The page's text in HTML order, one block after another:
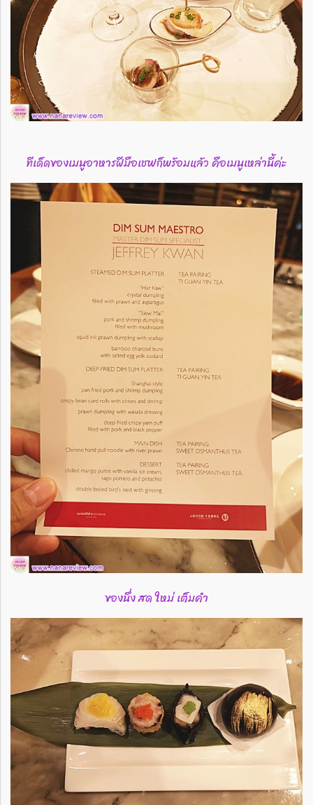
ทีเด็ดของเมนูอาหารฝีมือเชฟก็พร้อมแล้ว คือเมนูเหล่านี้ค่ะ
ของนึ่ง สด ใหม่ เต็มคำ